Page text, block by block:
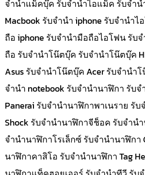
จำนำแม็คบุ๊ค รับจำนำไอแม็ค รับจำน
Macbook รับจำนำ iphone รับจำนำ
ถือ iphone รับจำนำมือถือไอโฟน รับ
ถือ รับจำนำโน๊ตบุ๊ค รับจำนำโน๊ตบุ๊ค
Asus รับจำนำโน๊ตบุ๊ค Acer รับจำนำ
จำนำ notebook รับจำนำนาฬิกา รับ
Panerai รับจำนำนาฬิกาพาเนราย รับ
Shock รับจำนำนาฬิกาจีช็อค รับจำนำ
จำนำนาฬิกาโรเล็กซ์ รับจำนำนาฬิกา
นาฬิกาคาสิโอ รับจำนำนาฬิกา Tag